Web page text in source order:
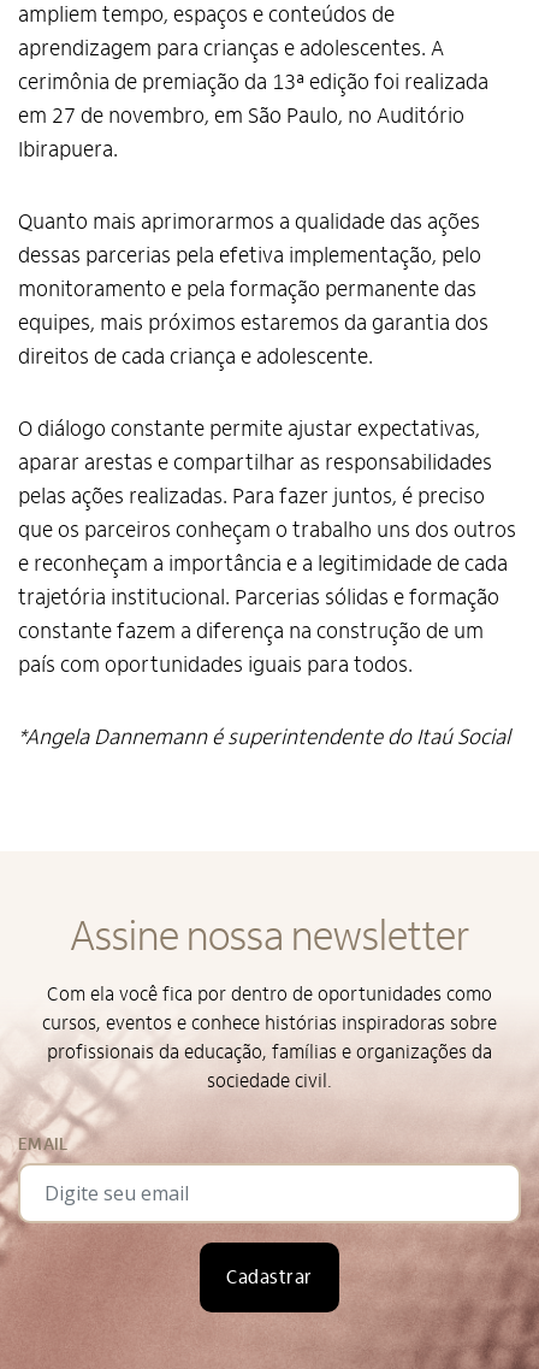
Termos de Uso e Política de Privacidade
ampliem tempo, espaços e conteúdos de
aprendizagem para crianças e adolescentes. A
cerimônia de premiação da 13ª edição foi realizada
em 27 de novembro, em São Paulo, no Auditório
Ibirapuera.
Quanto mais aprimorarmos a qualidade das ações
dessas parcerias pela efetiva implementação, pelo
monitoramento e pela formação permanente das
equipes, mais próximos estaremos da garantia dos
direitos de cada criança e adolescente.
O diálogo constante permite ajustar expectativas,
aparar arestas e compartilhar as responsabilidades
pelas ações realizadas. Para fazer juntos, é preciso
que os parceiros conheçam o trabalho uns dos outros
e reconheçam a importância e a legitimidade de cada
trajetória institucional. Parcerias sólidas e formação
constante fazem a diferença na construção de um
país com oportunidades iguais para todos.
*Angela Dannemann é superintendente do Itaú Social
Assine nossa newsletter
Com ela você fica por dentro de oportunidades como
cursos, eventos e conhece histórias inspiradoras sobre
profissionais da educação, famílias e organizações da
sociedade civil.
EMAIL
Cadastrar